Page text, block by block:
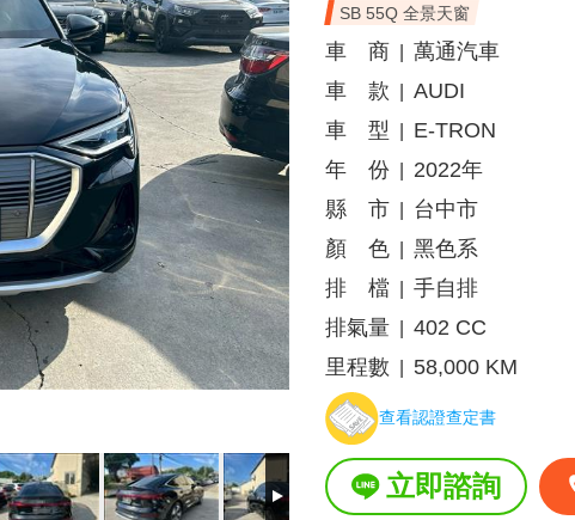
SB 55Q 全景天窗
車 商
萬通汽車
車 款
AUDI
車 型
E-TRON
年 份
2022年
縣 市
台中市
顏 色
黑色系
排 檔
手自排
排氣量
402 CC
里程數
58,000 KM
查看認證查定書
立即諮詢